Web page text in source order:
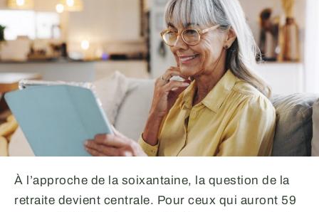
À l’approche de la soixantaine, la question de la
retraite devient centrale. Pour ceux qui auront 59